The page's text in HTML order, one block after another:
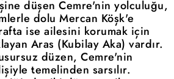
düşen Cemre'nin yolculuğu,
dolu Mercan Köşk'e
ise ailesini korumak için
Aras (Kubilay Aka) vardır.
düzen, Cemre'nin
temelinden sarsılır.